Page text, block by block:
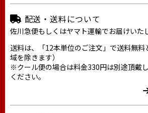
配送・送料について
佐川急便もしくはヤマト運輸でお届けいた
送料は、「12本単位のご注文」で送料無料
域を除きます）
※クール便の場合は料金330円は別途頂戴
ください。